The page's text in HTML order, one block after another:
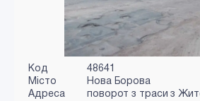
Код
48641
Місто
Нова Борова
Адреса
поворот з траси з